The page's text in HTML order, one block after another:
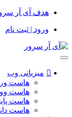
هدف آی آر
ورود | ثبت نام
میزبانی وب
هاست
هاست
هاست
هاست